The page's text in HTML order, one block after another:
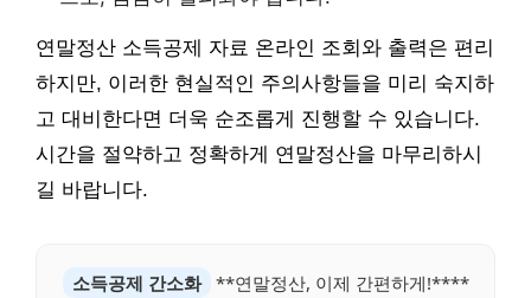
연말정산 소득공제 자료 온라인 조회와 출력은 편리
하지만, 이러한 현실적인 주의사항들을 미리 숙지하
고 대비한다면 더욱 순조롭게 진행할 수 있습니다.
시간을 절약하고 정확하게 연말정산을 마무리하시
길 바랍니다.
소득공제 간소화
**연말정산, 이제 간편하게!****